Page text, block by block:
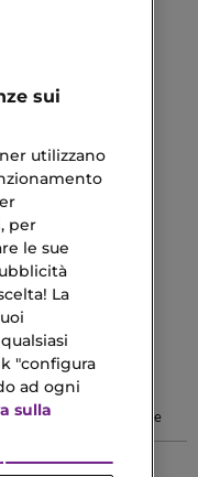
Skin Hydrate
sui
utilizzano
per
le sue
La
"configura
ad ogni
sulla